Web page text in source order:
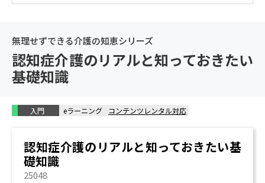
町内会や民生委員など地域の目で親を見守る
親の住む地域の介護の窓口を把握する 【地域包括支援
センター】
認知症ケアパスをうまく活用しよう 【認知症ケアパ
家族の誰が窓口になる？医療・介護職とのつながり方
【キーパーソン】
要介護認定の結果に不満があった場合は 【審査請求・
区分変更】
介護保険サービスの仕組みを知っておこう 【介護保険
無理せずできる介護の知恵シリーズ
認知症介護のリアルと知っておきたい
基礎知識
入門 eラーニング コンテンツレンタル対応
認知症介護のリアルと知っておきたい基
礎知識
25048